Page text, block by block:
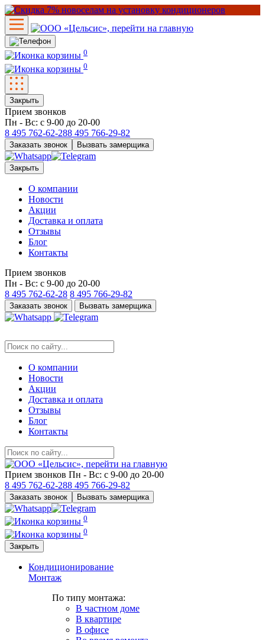
0
0
Закрыть
Прием звонков
Пн - Вс: с 9-00 до 20-00
8 495 762-62-288 495 766-29-82
Заказать звонок Вызвать замерщика
Закрыть
О компании
Новости
Акции
Доставка и оплата
Отзывы
Блог
Контакты
Прием звонков
Пн - Вс: с 9-00 до 20-00
8 495 762-62-28 8 495 766-29-82
Заказать звонок Вызвать замерщика
О компании
Новости
Акции
Доставка и оплата
Отзывы
Блог
Контакты
Прием звонков Пн - Вс: с 9-00 до 20-00
8 495 762-62-288 495 766-29-82
Заказать звонок Вызвать замерщика
0
0
Закрыть
Кондиционирование
Монтаж
По типу монтажа:
В частном доме
В квартире
В офисе